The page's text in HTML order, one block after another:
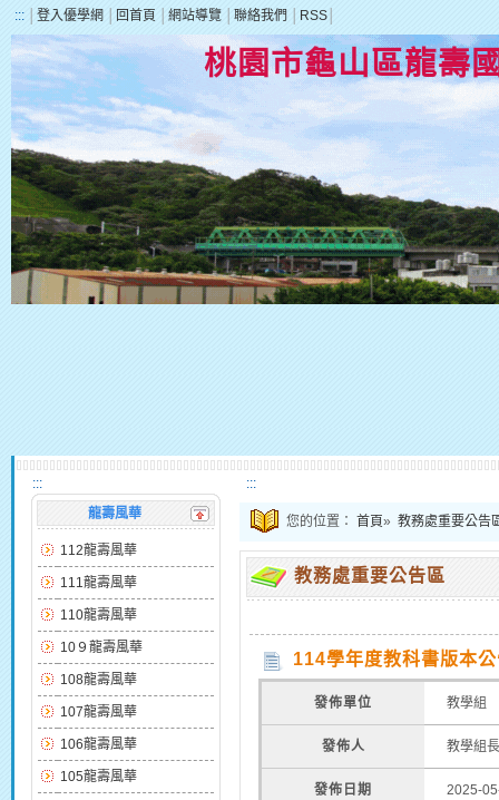
::: 登入優學網 回首頁 網站導覽 聯絡我們 RSS
桃園市龜山區龍壽
:::
龍壽風華
112龍壽風華
111龍壽風華
110龍壽風華
10９龍壽風華
108龍壽風華
107龍壽風華
106龍壽風華
105龍壽風華
:::
您的位置： 首頁» 教務處重要公告
教務處重要公告區
114學年度教科書版本
發佈單位 教學組
發佈人 教學組長
發佈日期 2025-